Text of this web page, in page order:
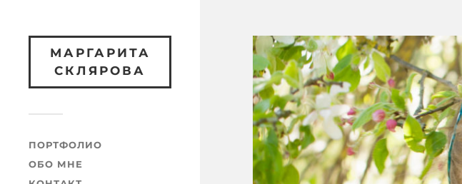
МАРГАРИТА
СКЛЯРОВА
ПОРТФОЛИО
ОБО МНЕ